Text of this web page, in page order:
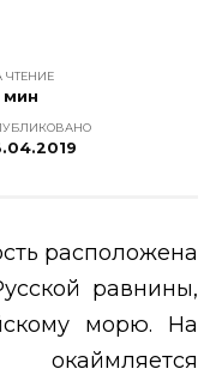
ЧТЕНИЕ
мин
расположена
равнины,
морю. На
окаймляется